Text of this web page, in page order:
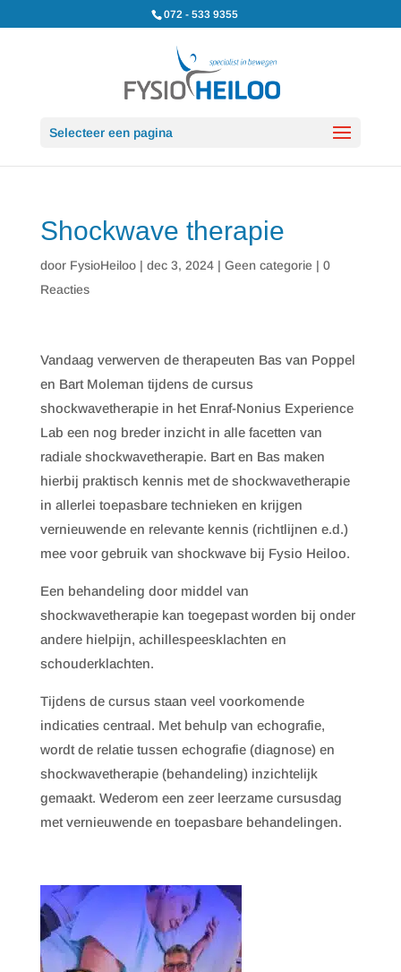
072 - 533 9355
Selecteer een pagina
Shockwave therapie
door FysioHeiloo| dec 3, 2024| Geen categorie | 0
Reacties
Vandaag verwerven de therapeuten Bas van Poppel
en Bart Moleman tijdens de cursus
shockwavetherapie in het Enraf-Nonius Experience
Lab een nog breder inzicht in alle facetten van
radiale shockwavetherapie. Bart en Bas maken
hierbij praktisch kennis met de shockwavetherapie
in allerlei toepasbare technieken en krijgen
vernieuwende en relevante kennis (richtlijnen e.d.)
mee voor gebruik van shockwave bij Fysio Heiloo.
Een behandeling door middel van
shockwavetherapie kan toegepast worden bij onder
andere hielpijn, achillespeesklachten en
schouderklachten.
Tijdens de cursus staan veel voorkomende
indicaties centraal. Met behulp van echografie,
wordt de relatie tussen echografie (diagnose) en
shockwavetherapie (behandeling) inzichtelijk
gemaakt. Wederom een zeer leerzame cursusdag
met vernieuwende en toepasbare behandelingen.